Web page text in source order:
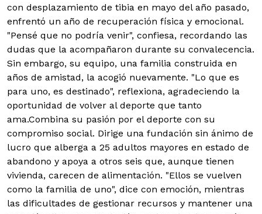
con desplazamiento de tibia en mayo del año pasado,
enfrentó un año de recuperación física y emocional.
"Pensé que no podría venir", confiesa, recordando las
dudas que la acompañaron durante su convalecencia.
Sin embargo, su equipo, una familia construida en
años de amistad, la acogió nuevamente. "Lo que es
para uno, es destinado", reflexiona, agradeciendo la
oportunidad de volver al deporte que tanto
ama.Combina su pasión por el deporte con su
compromiso social. Dirige una fundación sin ánimo de
lucro que alberga a 25 adultos mayores en estado de
abandono y apoya a otros seis que, aunque tienen
vivienda, carecen de alimentación. "Ellos se vuelven
como la familia de uno", dice con emoción, mientras
las dificultades de gestionar recursos y mantener una